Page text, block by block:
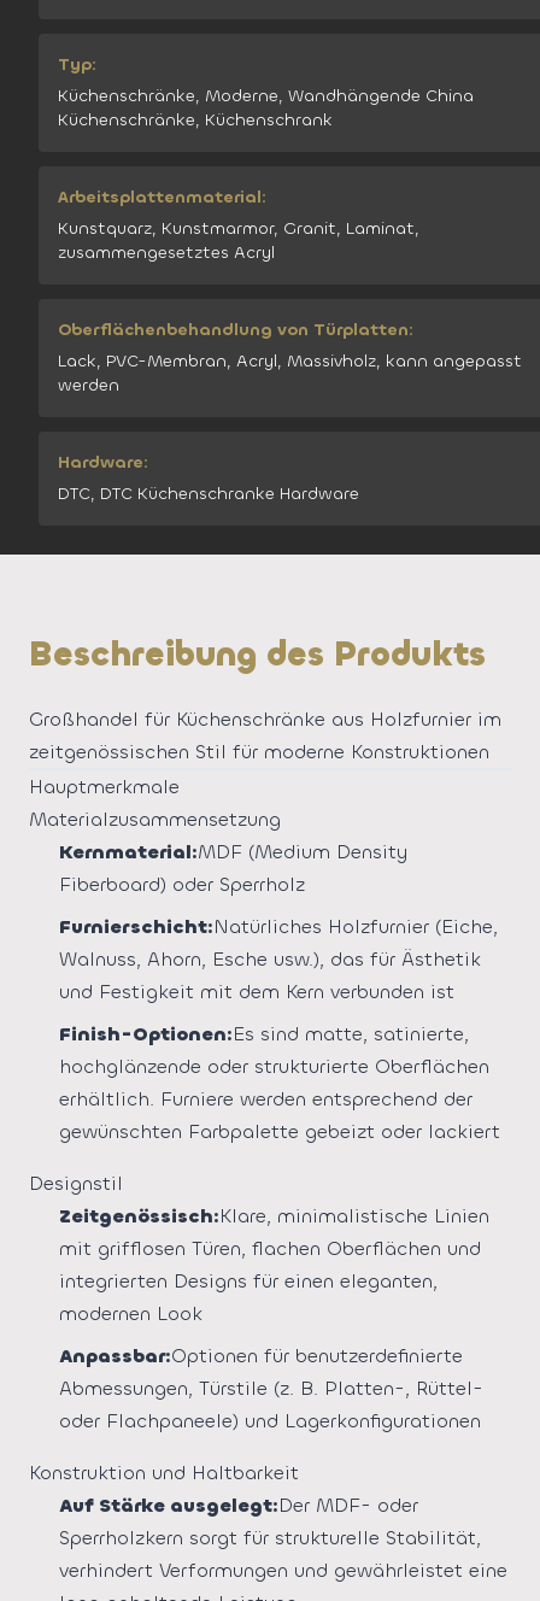
Typ:
Küchenschränke, Moderne, Wandhängende China
Küchenschränke, Küchenschrank
Arbeitsplattenmaterial:
Kunstquarz, Kunstmarmor, Granit, Laminat,
zusammengesetztes Acryl
Oberflächenbehandlung von Türplatten:
Lack, PVC-Membran, Acryl, Massivholz, kann angepasst
werden
Hardware:
DTC, DTC Küchenschranke Hardware
Beschreibung des Produkts
Großhandel für Küchenschränke aus Holzfurnier im
zeitgenössischen Stil für moderne Konstruktionen
Hauptmerkmale
Materialzusammensetzung
Kernmaterial:MDF (Medium Density
Fiberboard) oder Sperrholz
Furnierschicht:Natürliches Holzfurnier (Eiche,
Walnuss, Ahorn, Esche usw.), das für Ästhetik
und Festigkeit mit dem Kern verbunden ist
Finish-Optionen:Es sind matte, satinierte,
hochglänzende oder strukturierte Oberflächen
erhältlich. Furniere werden entsprechend der
gewünschten Farbpalette gebeizt oder lackiert
Designstil
Zeitgenössisch:Klare, minimalistische Linien
mit grifflosen Türen, flachen Oberflächen und
integrierten Designs für einen eleganten,
modernen Look
Anpassbar:Optionen für benutzerdefinierte
Abmessungen, Türstile (z. B. Platten-, Rüttel-
oder Flachpaneele) und Lagerkonfigurationen
Konstruktion und Haltbarkeit
Auf Stärke ausgelegt:Der MDF- oder
Sperrholzkern sorgt für strukturelle Stabilität,
verhindert Verformungen und gewährleistet eine